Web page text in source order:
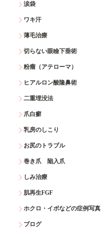
涙袋
ワキ汗
薄毛治療
切らない眼瞼下垂術
粉瘤（アテローマ）
ヒアルロン酸隆鼻術
二重埋没法
爪白癬
乳房のしこり
お尻のトラブル
巻き爪 陥入爪
しみ治療
肌再生FGF
ホクロ・イボなどの症例写真
ブログ